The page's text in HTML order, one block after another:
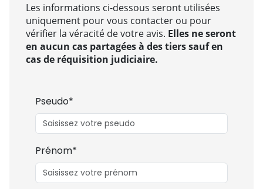
Les informations ci-dessous seront utilisées
uniquement pour vous contacter ou pour
vérifier la véracité de votre avis. Elles ne seront
en aucun cas partagées à des tiers sauf en
cas de réquisition judiciaire.
Pseudo*
Prénom*